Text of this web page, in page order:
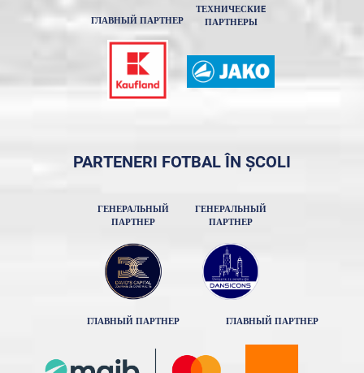
ГЛАВНЫЙ ПАРТНЕР
ТЕХНИЧЕСКИE
ПАРТНЕРЫ
PARTENERI FOTBAL ÎN ȘCOLI
ГЕНЕРАЛЬНЫЙ
ПАРТНЕР
ГЕНЕРАЛЬНЫЙ
ПАРТНЕР
ГЛАВНЫЙ ПАРТНЕР ГЛАВНЫЙ ПАРТНЕР